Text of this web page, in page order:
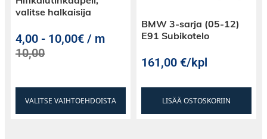
valitse halkaisija
4,00 - 10,00€ / m
10,00
VALITSE VAIHTOEHDOISTA
BMW 3-sarja (05-12)
E91 Subikotelo
161,00€/kpl
LISÄÄ OSTOSKORIIN